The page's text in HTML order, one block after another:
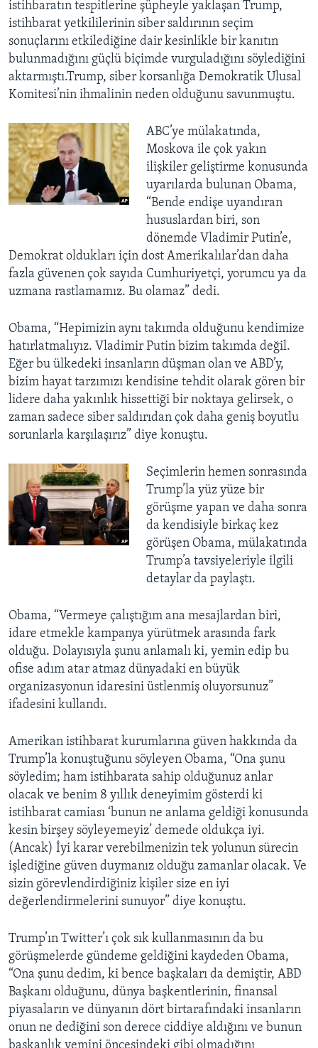
istihbaratın tespitlerine şüpheyle yaklaşan Trump,
istihbarat yetkililerinin siber saldırının seçim
sonuçlarını etkilediğine dair kesinlikle bir kanıtın
bulunmadığını güçlü biçimde vurguladığını söylediğini
aktarmıştı.Trump, siber korsanlığa Demokratik Ulusal
Komitesi’nin ihmalinin neden olduğunu savunmuştu.
ABC’ye mülakatında,
Moskova ile çok yakın
ilişkiler geliştirme konusunda
uyarılarda bulunan Obama,
“Bende endişe uyandıran
hususlardan biri, son
dönemde Vladimir Putin’e,
Demokrat oldukları için dost Amerikalılar’dan daha
fazla güvenen çok sayıda Cumhuriyetçi, yorumcu ya da
uzmana rastlamamız. Bu olamaz” dedi.
Obama, “Hepimizin aynı takımda olduğunu kendimize
hatırlatmalıyız. Vladimir Putin bizim takımda değil.
Eğer bu ülkedeki insanların düşman olan ve ABD’y,
bizim hayat tarzımızı kendisine tehdit olarak gören bir
lidere daha yakınlık hissettiği bir noktaya gelirsek, o
zaman sadece siber saldırıdan çok daha geniş boyutlu
sorunlarla karşılaşırız” diye konuştu.
Seçimlerin hemen sonrasında
Trump’la yüz yüze bir
görüşme yapan ve daha sonra
da kendisiyle birkaç kez
görüşen Obama, mülakatında
Trump’a tavsiyeleriyle ilgili
detaylar da paylaştı.
Obama, “Vermeye çalıştığım ana mesajlardan biri,
idare etmekle kampanya yürütmek arasında fark
olduğu. Dolayısıyla şunu anlamalı ki, yemin edip bu
ofise adım atar atmaz dünyadaki en büyük
organizasyonun idaresini üstlenmiş oluyorsunuz”
ifadesini kullandı.
Amerikan istihbarat kurumlarına güven hakkında da
Trump’la konuştuğunu söyleyen Obama, “Ona şunu
söyledim; ham istihbarata sahip olduğunuz anlar
olacak ve benim 8 yıllık deneyimim gösterdi ki
istihbarat camiası ‘bunun ne anlama geldiği konusunda
kesin birşey söyleyemeyiz’ demede oldukça iyi.
(Ancak) İyi karar verebilmenizin tek yolunun sürecin
işlediğine güven duymanız olduğu zamanlar olacak. Ve
sizin görevlendirdiğiniz kişiler size en iyi
değerlendirmelerini sunuyor” diye konuştu.
Trump’ın Twitter’ı çok sık kullanmasının da bu
görüşmelerde gündeme geldiğini kaydeden Obama,
“Ona şunu dedim, ki bence başkaları da demiştir, ABD
Başkanı olduğunu, dünya başkentlerinin, finansal
piyasaların ve dünyanın dört birtarafındaki insanların
onun ne dediğini son derece ciddiye aldığını ve bunun